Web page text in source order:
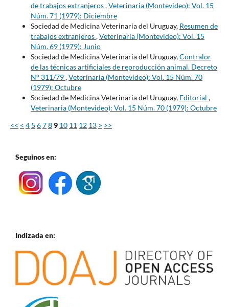
de trabajos extranjeros,Veterinaria (Montevideo): Vol. 15
Núm. 71 (1979): Diciembre
Sociedad de Medicina Veterinaria del Uruguay, Resumen de
trabajos extranjeros,Veterinaria (Montevideo): Vol. 15
Núm. 69 (1979): Junio
Sociedad de Medicina Veterinaria del Uruguay,Contralor
de las técnicas artificiales de reproducción animal. Decreto
N° 311/79,Veterinaria (Montevideo): Vol. 15 Núm. 70
(1979): Octubre
Sociedad de Medicina Veterinaria del Uruguay, Editorial ,
Veterinaria (Montevideo): Vol. 15 Núm. 70 (1979): Octubre
<< < 4 5 6789 10 11 12 13 > >>
Seguinos en:
Indizada en: